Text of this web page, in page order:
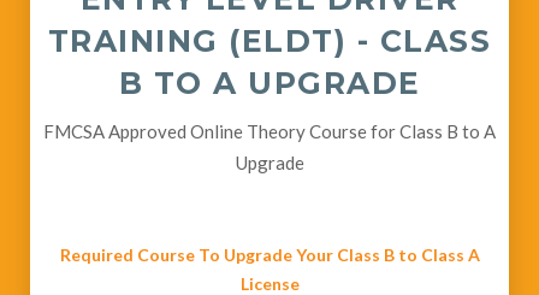
TRAINING (ELDT) - CLASS
B TO A UPGRADE
FMCSA Approved Online Theory Course for Class B to A
Upgrade
Required Course To Upgrade Your Class B to Class A
License